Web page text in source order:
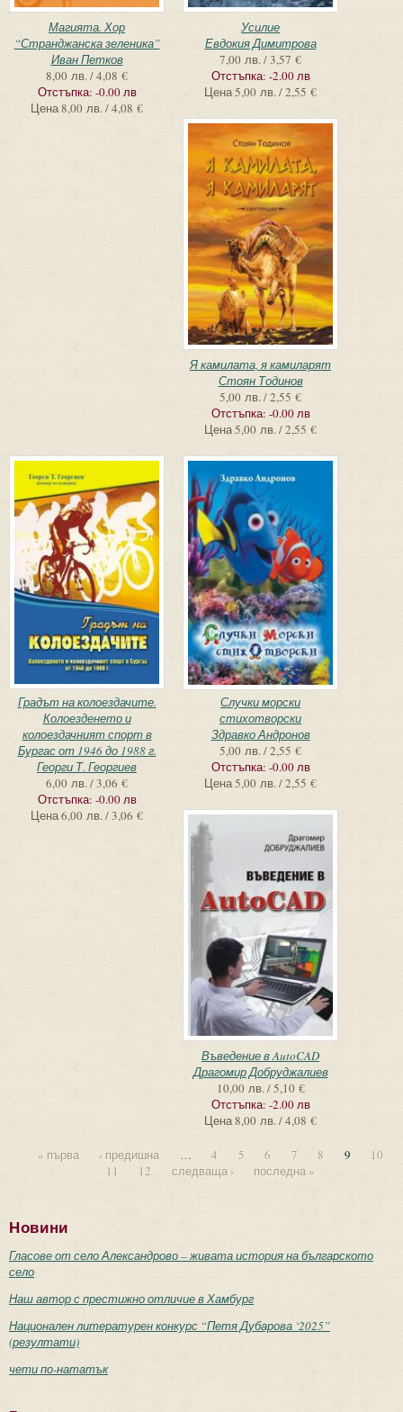
Магията. Хор
“Странджанска зеленика”
Иван Петков
8,00 лв. / 4,08 €
Отстъпка: -0.00 лв
Цена8,00 лв. / 4,08 €
Усилие
Евдокия Димитрова
7,00 лв. / 3,57 €
Отстъпка: -2.00 лв
Цена5,00 лв. / 2,55 €
Я камилата, я камиларят
Стоян Тодинов
5,00 лв. / 2,55 €
Отстъпка: -0.00 лв
Цена5,00 лв. / 2,55 €
Градът на колоездачите.
Колоезденето и
колоездачният спорт в
Бургас от 1946 до 1988 г.
Георги Т. Георгиев
6,00 лв. / 3,06 €
Отстъпка: -0.00 лв
Цена6,00 лв. / 3,06 €
Случки морски
стихотворски
Здравко Андронов
5,00 лв. / 2,55 €
Отстъпка: -0.00 лв
Цена5,00 лв. / 2,55 €
Въведение в AutoCAD
Драгомир Добруджалиев
10,00 лв. / 5,10 €
Отстъпка: -2.00 лв
Цена8,00 лв. / 4,08 €
« първа ‹ предишна … 4 5 6 7 8 9
10
11
12 следваща › последна »
Новини
Гласове от село Александрово – живата история на българското
село
Наш автор с престижно отличие в Хамбург
Национален литературен конкурс “Петя Дубарова ‘2025”
(резултати)
чети по-нататък